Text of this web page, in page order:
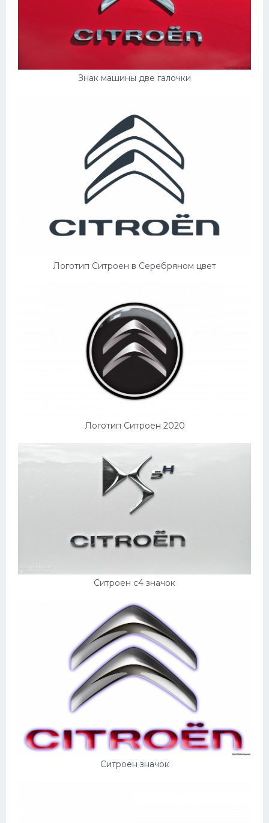
Знак машины две галочки
Логотип Ситроен в Серебряном цвет
Логотип Ситроен 2020
Ситроен с4 значок
Ситроен значок